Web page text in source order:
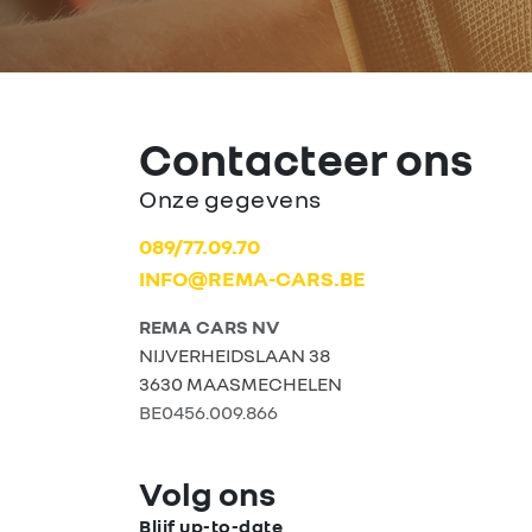
Contacteer ons
Onze gegevens
089/77.09.70
INFO@REMA-CARS.BE
REMA CARS NV
NIJVERHEIDSLAAN 38
3630 MAASMECHELEN
BE0456.009.866
Volg ons
Blijf up-to-date